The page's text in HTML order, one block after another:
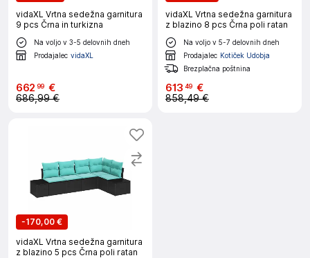
vidaXL Vrtna sedežna garnitura
9 pcs Črna in turkizna
Na voljo v 3-5 delovnih dneh
Prodajalec vidaXL
662 99 €
686,99 €
vidaXL Vrtna sedežna garnitura
z blazino 8 pcs Črna poli ratan
Na voljo v 5-7 delovnih dneh
Prodajalec Kotiček Udobja
Brezplačna poštnina
613 49 €
858,49 €
-170,00 €
vidaXL Vrtna sedežna garnitura
z blazino 5 pcs Črna poli ratan